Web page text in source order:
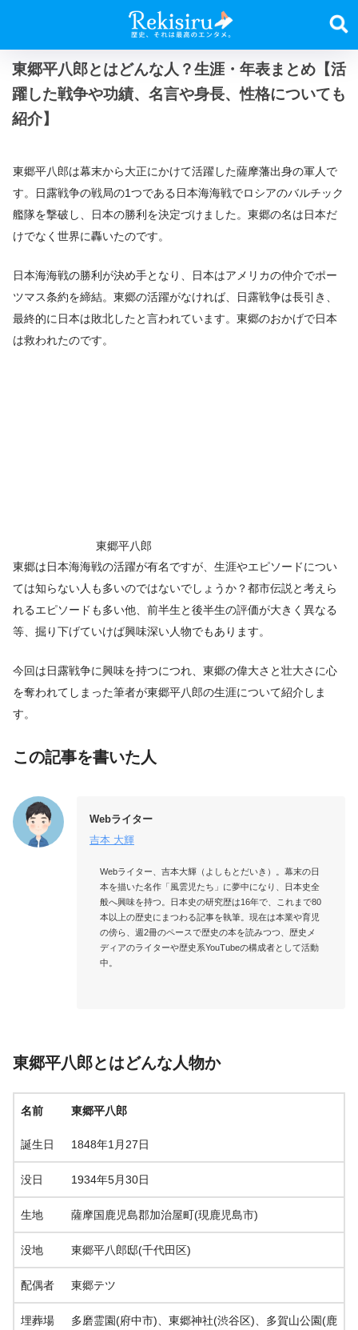
東郷平八郎とはどんな人？生涯・年表まとめ【活
躍した戦争や功績、名言や身長、性格についても
紹介】
東郷平八郎は幕末から大正にかけて活躍した薩摩藩出身の軍人で
す。日露戦争の戦局の1つである日本海海戦でロシアのバルチック
艦隊を撃破し、日本の勝利を決定づけました。東郷の名は日本だ
けでなく世界に轟いたのです。
日本海海戦の勝利が決め手となり、日本はアメリカの仲介でポー
ツマス条約を締結。東郷の活躍がなければ、日露戦争は長引き、
最終的に日本は敗北したと言われています。東郷のおかげで日本
は救われたのです。
東郷平八郎
東郷は日本海海戦の活躍が有名ですが、生涯やエピソードについ
ては知らない人も多いのではないでしょうか？都市伝説と考えら
れるエピソードも多い他、前半生と後半生の評価が大きく異なる
等、掘り下げていけば興味深い人物でもあります。
今回は日露戦争に興味を持つにつれ、東郷の偉大さと壮大さに心
を奪われてしまった筆者が東郷平八郎の生涯について紹介しま
す。
この記事を書いた人
Webライター
吉本 大輝
Webライター、吉本大輝（よしもとだいき）。幕末の日
本を描いた名作「風雲児たち」に夢中になり、日本史全
般へ興味を持つ。日本史の研究歴は16年で、これまで80
本以上の歴史にまつわる記事を執筆。現在は本業や育児
の傍ら、週2冊のペースで歴史の本を読みつつ、歴史メ
ディアのライターや歴史系YouTubeの構成者として活動
中。
東郷平八郎とはどんな人物か
名前 東郷平八郎
誕生日 1848年1月27日
没日 1934年5月30日
生地 薩摩国鹿児島郡加治屋町(現鹿児島市)
没地 東郷平八郎邸(千代田区)
配偶者 東郷テツ
埋葬場
多磨霊園(府中市)、東郷神社(渋谷区)、多賀山公園(鹿